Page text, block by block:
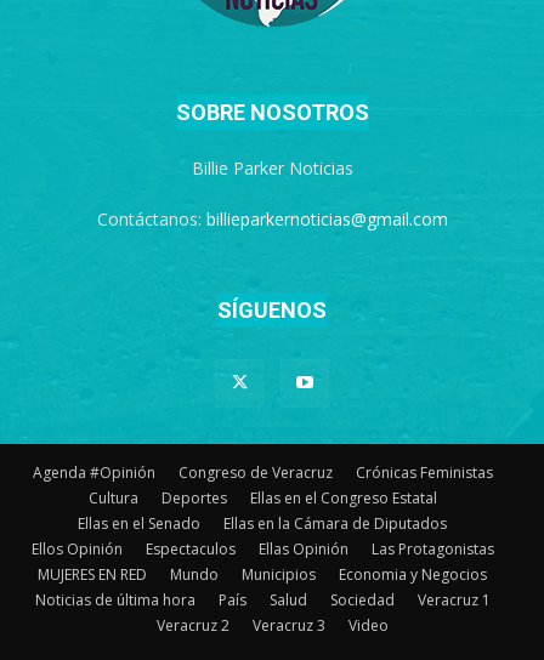
SOBRE NOSOTROS
Billie Parker Noticias
Contáctanos: billieparkernoticias@gmail.com
SÍGUENOS
Agenda #Opinión Congreso de Veracruz
Crónicas Feministas
Cultura
Deportes
Ellas en el Congreso Estatal
Ellas en el Senado
Ellas en la Cámara de Diputados
Ellos Opinión
Espectaculos Ellas Opinión
Las Protagonistas
MUJERES EN RED
Mundo Municipios
Economia y Negocios
Noticias de última hora
País Salud Sociedad
Veracruz 1
Veracruz 2
Veracruz 3 Video